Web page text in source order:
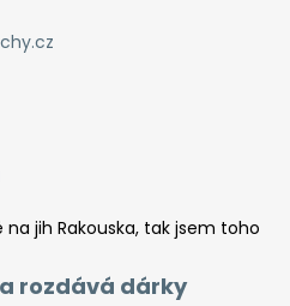
jih Rakouska, tak jsem toho
rozdává dárky